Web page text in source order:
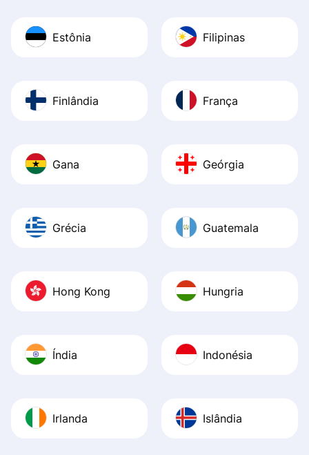
Estônia Filipinas
Finlândia França
Gana Geórgia
Grécia Guatemala
Hong Kong Hungria
Índia Indonésia
Irlanda Islândia